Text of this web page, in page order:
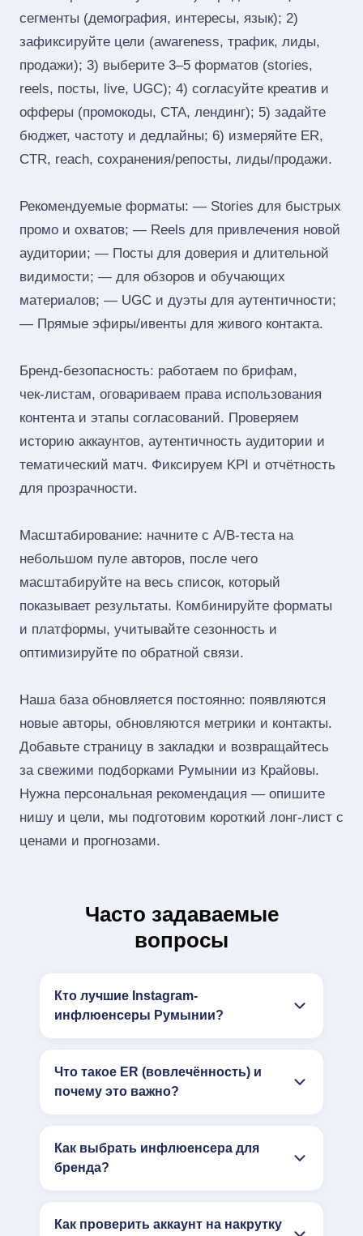
сегменты (демография, интересы, язык); 2)
зафиксируйте цели (awareness, трафик, лиды,
продажи); 3) выберите 3–5 форматов (stories,
reels, посты, live, UGC); 4) согласуйте креатив и
офферы (промокоды, CTA, лендинг); 5) задайте
бюджет, частоту и дедлайны; 6) измеряйте ER,
CTR, reach, сохранения/репосты, лиды/продажи.
Рекомендуемые форматы: — Stories для быстрых
промо и охватов; — Reels для привлечения новой
аудитории; — Посты для доверия и длительной
видимости; — для обзоров и обучающих
материалов; — UGC и дуэты для аутентичности;
— Прямые эфиры/ивенты для живого контакта.
Бренд‑безопасность: работаем по брифам,
чек‑листам, оговариваем права использования
контента и этапы согласований. Проверяем
историю аккаунтов, аутентичность аудитории и
тематический матч. Фиксируем KPI и отчётность
для прозрачности.
Масштабирование: начните с A/B‑теста на
небольшом пуле авторов, после чего
масштабируйте на весь список, который
показывает результаты. Комбинируйте форматы
и платформы, учитывайте сезонность и
оптимизируйте по обратной связи.
Наша база обновляется постоянно: появляются
новые авторы, обновляются метрики и контакты.
Добавьте страницу в закладки и возвращайтесь
за свежими подборками Румынии из Крайовы.
Нужна персональная рекомендация — опишите
нишу и цели, мы подготовим короткий лонг‑лист с
ценами и прогнозами.
Часто задаваемые
вопросы
Кто лучшие Instagram-
инфлюенсеры Румынии?
Что такое ER (вовлечённость) и
почему это важно?
Как выбрать инфлюенсера для
бренда?
Как проверить аккаунт на накрутку